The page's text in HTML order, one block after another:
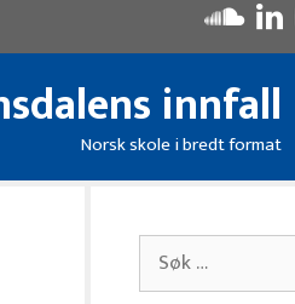
innfall
Norsk skole i bredt format
Søk
etter: